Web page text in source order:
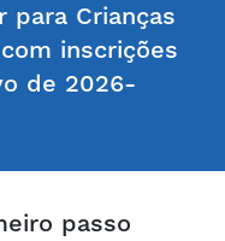
para Crianças
inscrições
de 2026-
passo